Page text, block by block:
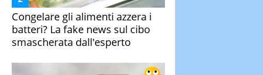
Congelare gli alimenti azzera i
batteri? La fake news sul cibo
smascherata dall'esperto